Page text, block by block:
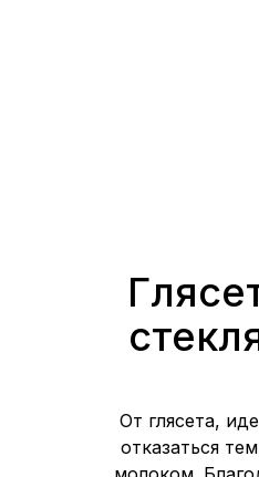
От глясета,
отказаться